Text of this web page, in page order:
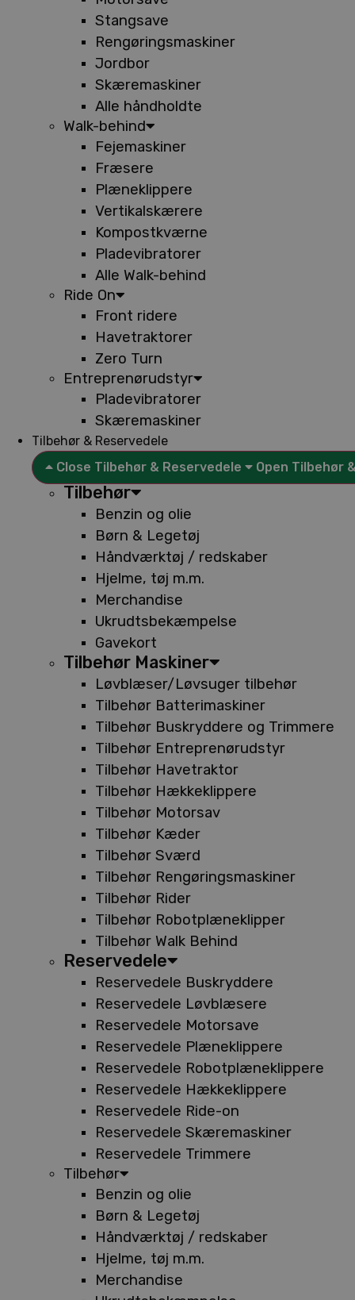
Stangsave
Rengøringsmaskiner
Jordbor
Skæremaskiner
Alle håndholdte
Walk-behind
Fejemaskiner
Fræsere
Plæneklippere
Vertikalskærere
Kompostkværne
Pladevibratorer
Alle Walk-behind
Ride On
Front ridere
Havetraktorer
Zero Turn
Entreprenørudstyr
Pladevibratorer
Skæremaskiner
Tilbehør & Reservedele
Close Tilbehør & Reservedele
Open Tilbehør
Tilbehør
Benzin og olie
Børn & Legetøj
Håndværktøj / redskaber
Hjelme, tøj m.m.
Merchandise
Ukrudtsbekæmpelse
Gavekort
Tilbehør Maskiner
Løvblæser/Løvsuger tilbehør
Tilbehør Batterimaskiner
Tilbehør Buskryddere og Trimmere
Tilbehør Entreprenørudstyr
Tilbehør Havetraktor
Tilbehør Hækkeklippere
Tilbehør Motorsav
Tilbehør Kæder
Tilbehør Sværd
Tilbehør Rengøringsmaskiner
Tilbehør Rider
Tilbehør Robotplæneklipper
Tilbehør Walk Behind
Reservedele
Reservedele Buskryddere
Reservedele Løvblæsere
Reservedele Motorsave
Reservedele Plæneklippere
Reservedele Robotplæneklippere
Reservedele Hækkeklippere
Reservedele Ride-on
Reservedele Skæremaskiner
Reservedele Trimmere
Tilbehør
Benzin og olie
Børn & Legetøj
Håndværktøj / redskaber
Hjelme, tøj m.m.
Merchandise